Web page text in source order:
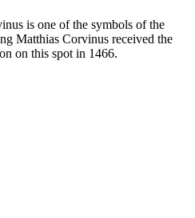
is one of the symbols of the
Matthias Corvinus received the
on this spot in 1466.